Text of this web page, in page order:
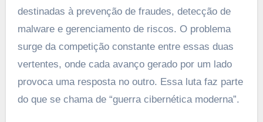
destinadas à prevenção de fraudes, detecção de
malware e gerenciamento de riscos. O problema
surge da competição constante entre essas duas
vertentes, onde cada avanço gerado por um lado
provoca uma resposta no outro. Essa luta faz parte
do que se chama de “guerra cibernética moderna”.